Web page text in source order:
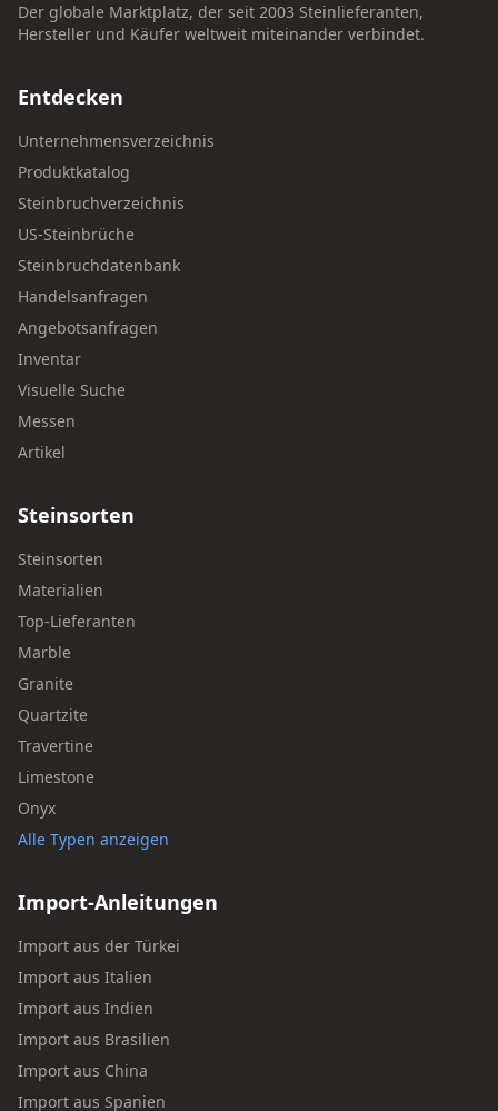
Der globale Marktplatz, der seit 2003 Steinlieferanten,
Hersteller und Käufer weltweit miteinander verbindet.
Entdecken
Unternehmensverzeichnis
Produktkatalog
Steinbruchverzeichnis
US-Steinbrüche
Steinbruchdatenbank
Handelsanfragen
Angebotsanfragen
Inventar
Visuelle Suche
Messen
Artikel
Steinsorten
Steinsorten
Materialien
Top-Lieferanten
Marble
Granite
Quartzite
Travertine
Limestone
Onyx
Alle Typen anzeigen
Import-Anleitungen
Import aus der Türkei
Import aus Italien
Import aus Indien
Import aus Brasilien
Import aus China
Import aus Spanien